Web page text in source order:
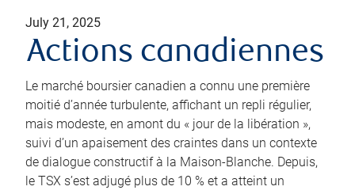
July 21, 2025
Actions canadiennes
Le marché boursier canadien a connu une première
moitié d’année turbulente, affichant un repli régulier,
mais modeste, en amont du « jour de la libération »,
suivi d’un apaisement des craintes dans un contexte
de dialogue constructif à la Maison-Blanche. Depuis,
le TSX s’est adjugé plus de 10 % et a atteint un